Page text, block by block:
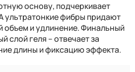
основу, подчеркивает
ультратонкие фибры придают
объем и удлинение. Финальный
слой геля – отвечает за
длины и фиксацию эффекта.